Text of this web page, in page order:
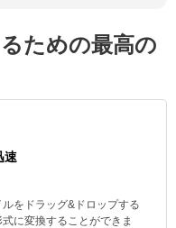
ための最高の
速
をドラッグ&ドロップする
に変換することができま